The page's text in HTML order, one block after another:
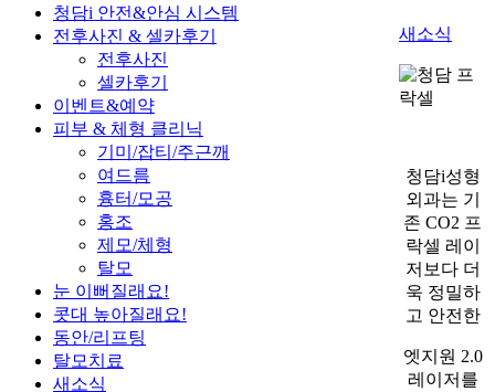
청담i 안전&안심 시스템
전후사진 & 셀카후기
전후사진
셀카후기
이벤트&예약
피부 & 체형 클리닉
기미/잡티/주근깨
여드름
흉터/모공
홍조
제모/체형
탈모
눈 이뻐질래요!
콧대 높아질래요!
동안/리프팅
탈모치료
새소식
새소식
청담i성형
외과는 기
존 CO2 프
락셀 레이
저보다 더
욱 정밀하
고 안전한
엣지원 2.0
레이저를